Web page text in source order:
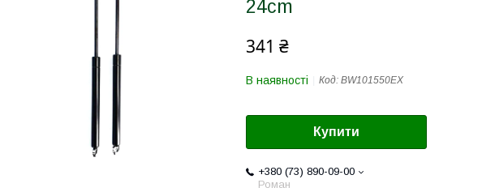
24cm
341 ₴
В наявності Код: BW101550EX
Купити
+380 (73) 890-09-00
Роман